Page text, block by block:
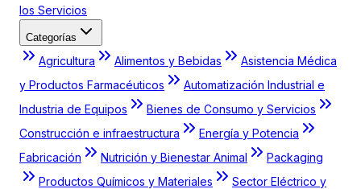
los Servicios
Categorías
Agricultura Alimentos y Bebidas
Asistencia Médica
y Productos Farmacéuticos
Automatización Industrial e
Industria de Equipos
Bienes de Consumo y Servicios
Construcción e infraestructura
Energía y Potencia
Fabricación
Nutrición y Bienestar Animal
Packaging
Productos Químicos y Materiales
Sector Eléctrico y